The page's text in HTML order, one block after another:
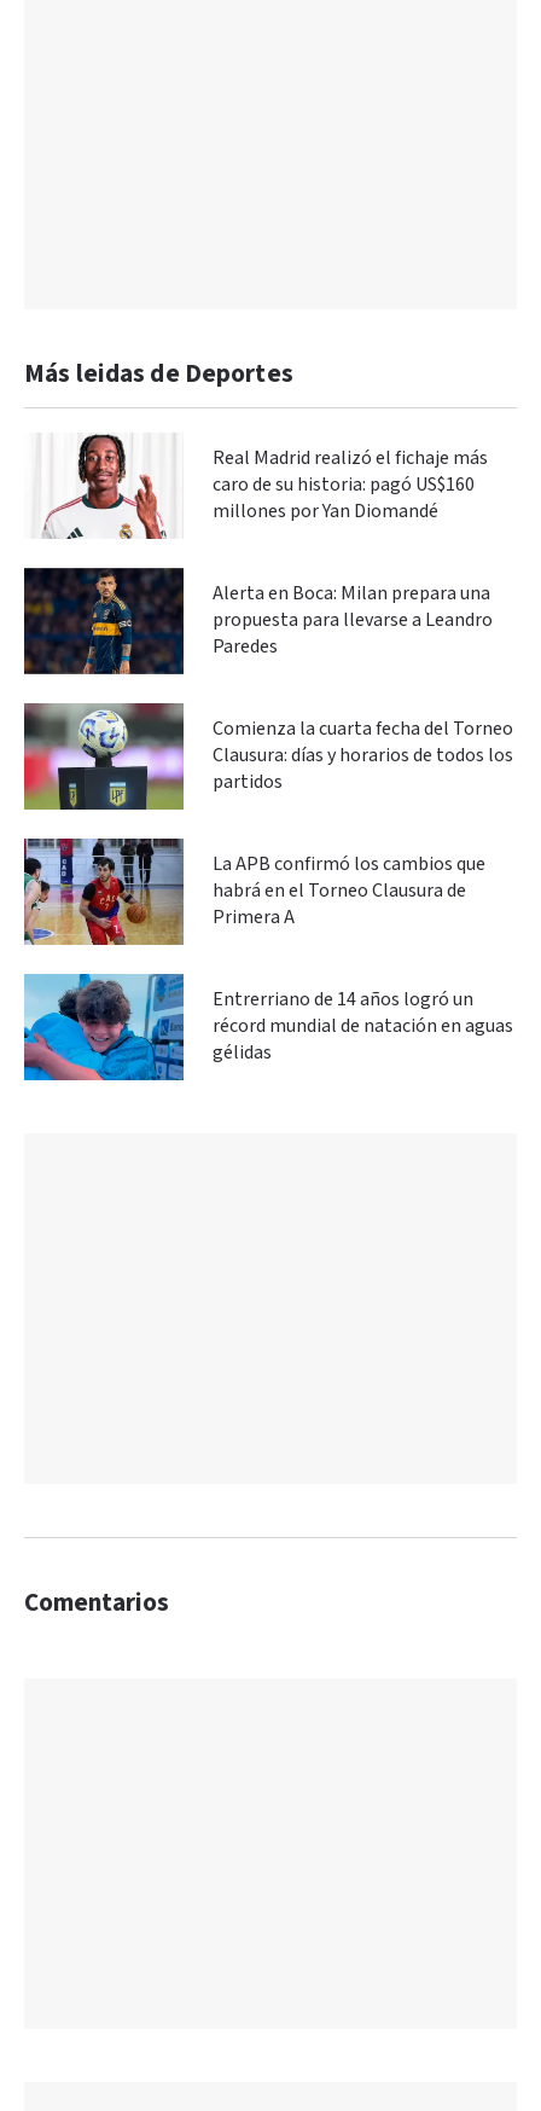
Más leidas de Deportes
Real Madrid realizó el fichaje más
caro de su historia: pagó US$160
millones por Yan Diomandé
Alerta en Boca: Milan prepara una
propuesta para llevarse a Leandro
Paredes
Comienza la cuarta fecha del Torneo
Clausura: días y horarios de todos los
partidos
La APB confirmó los cambios que
habrá en el Torneo Clausura de
Primera A
Entrerriano de 14 años logró un
récord mundial de natación en aguas
gélidas
Comentarios